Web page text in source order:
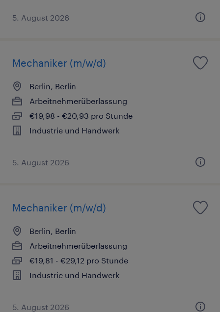
5. August 2026
Mechaniker (m/w/d)
Berlin, Berlin
Arbeitnehmerüberlassung
€19,98 - €20,93 pro Stunde
Industrie und Handwerk
5. August 2026
Mechaniker (m/w/d)
Berlin, Berlin
Arbeitnehmerüberlassung
€19,81 - €29,12 pro Stunde
Industrie und Handwerk
5. August 2026